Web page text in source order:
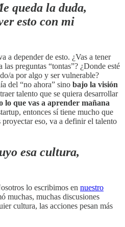
queda la duda,
esto con mi
a depender de esto. ¿Vas a tener
preguntas “tontas”? ¿Donde esté
a por algo y ser vulnerable?
del “no ahora” sino bajo la visión
talento que se quiera desarrollar
lo que vas a aprender mañana
entonces sí tiene mucho que
eso, va a definir el talento
esa cultura,
lo escribimos en nuestro
muchas, muchas discusiones
cultura, las acciones pesan más